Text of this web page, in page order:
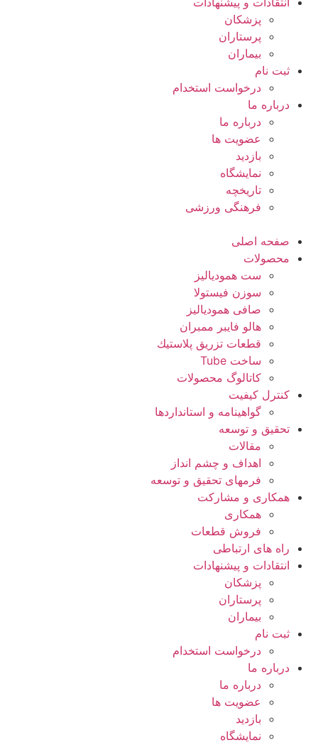
پزشكان
پرستاران
بيماران
ثبت نام
درخواست استخدام
درباره ما
درباره ما
عضویت ها
بازدید
نمایشگاه
تاريخچه
فرهنگی ورزشی
صفحه اصلی
محصولات
ست همودیالیز
سوزن فیستولا
صافی همودیالیز
هالو فایبر ممبران
قطعات تزريق پلاستيك
ساخت Tube
کاتالوگ محصولات
کنترل کیفیت
گواهينامه و استانداردها
تحقيق و توسعه
مقالات
اهداف و چشم انداز
فرمهای تحقیق و توسعه
همکاری و مشارکت
همکاری
فروش قطعات
راه های ارتباطی
انتقادات و پيشنهادات
پزشكان
پرستاران
بيماران
ثبت نام
درخواست استخدام
درباره ما
درباره ما
عضویت ها
بازدید
نمایشگاه